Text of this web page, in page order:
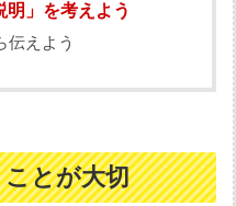
明」を考えよう
伝えよう
とが大切